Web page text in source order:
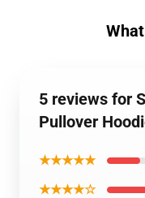
5 reviews for
Pullover
★★★★★
★★★★☆